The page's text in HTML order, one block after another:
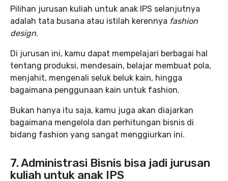
Pilihan jurusan kuliah untuk anak IPS selanjutnya
adalah tata busana atau istilah kerennya fashion
design.
Di jurusan ini, kamu dapat mempelajari berbagai hal
tentang produksi, mendesain, belajar membuat pola,
menjahit, mengenali seluk beluk kain, hingga
bagaimana penggunaan kain untuk fashion.
Bukan hanya itu saja, kamu juga akan diajarkan
bagaimana mengelola dan perhitungan bisnis di
bidang fashion yang sangat menggiurkan ini.
7. Administrasi Bisnis bisa jadi jurusan
kuliah untuk anak IPS